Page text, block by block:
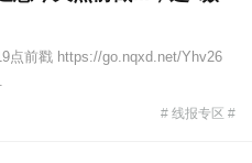
点前戳 https://go.nqxd.net/Yhv26
# 线报专区 #